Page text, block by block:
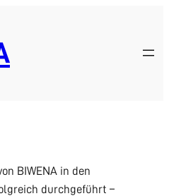
BIWENA in den
durchgeführt –